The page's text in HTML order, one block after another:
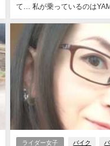
て… 私が乗っているのは
ライダー女子 バイク